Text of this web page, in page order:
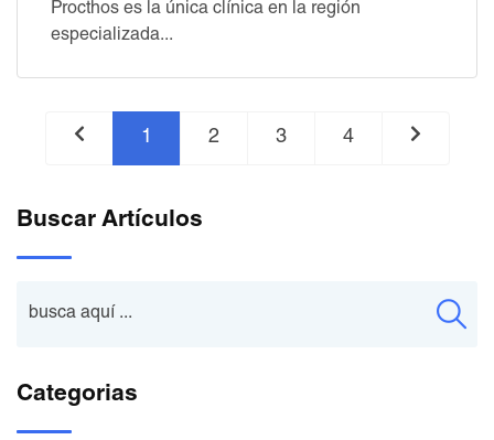
Procthos es la única clínica en la región
especializada...
1 2 3 4
Buscar Artículos
Categorias